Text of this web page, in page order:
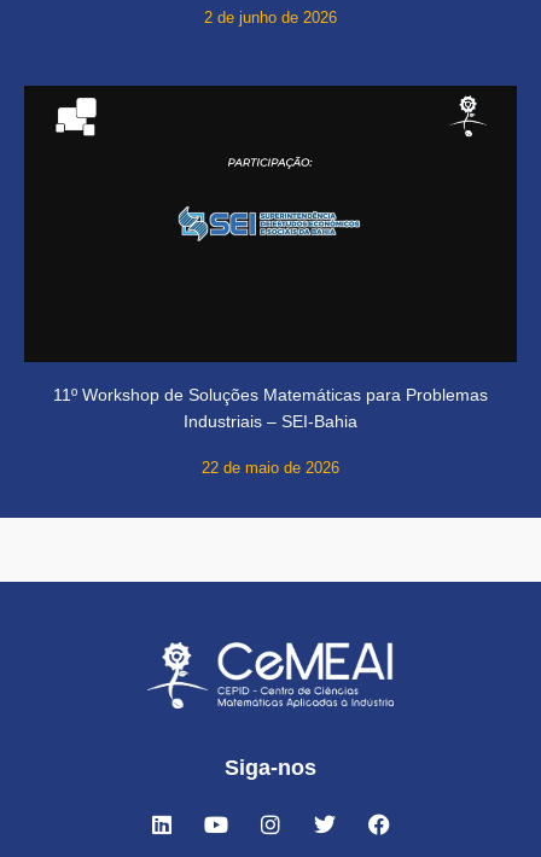
2 de junho de 2026
11º Workshop de Soluções Matemáticas para Problemas
Industriais – SEI-Bahia
22 de maio de 2026
Siga-nos